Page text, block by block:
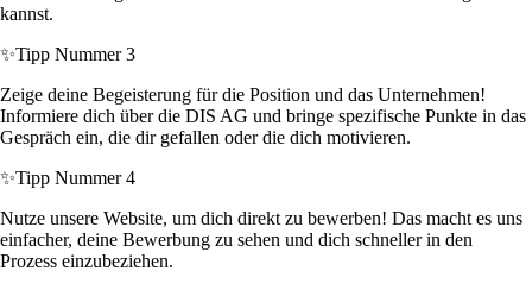
kannst.
✨Tipp Nummer 3
Zeige deine Begeisterung für die Position und das Unternehmen!
Informiere dich über die DIS AG und bringe spezifische Punkte in das
Gespräch ein, die dir gefallen oder die dich motivieren.
✨Tipp Nummer 4
Nutze unsere Website, um dich direkt zu bewerben! Das macht es uns
einfacher, deine Bewerbung zu sehen und dich schneller in den
Prozess einzubeziehen.